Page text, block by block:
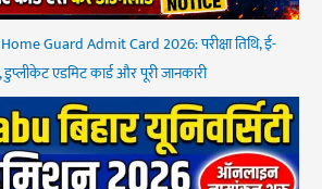
Guard Admit Card 2026: परीक्षा तिथि, ई-
एडमिट कार्ड और पूरी जानकारी